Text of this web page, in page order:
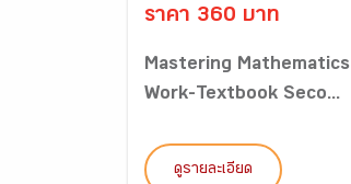
ราคา 360 บาท
Mastering Mathematics
Work-Textbook Seco...
ดูรายละเอียด